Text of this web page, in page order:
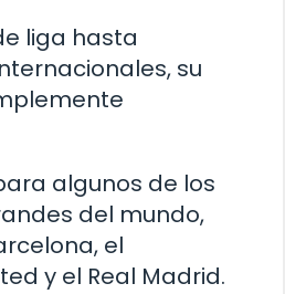
liga hasta
su
algunos de los
del mundo,
el
y el Real Madrid.